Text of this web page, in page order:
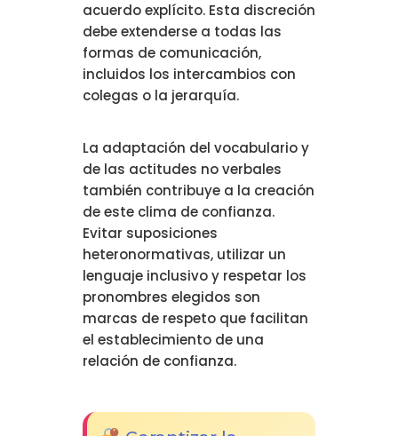
acuerdo explícito. Esta discreción
debe extenderse a todas las
formas de comunicación,
incluidos los intercambios con
colegas o la jerarquía.
La adaptación del vocabulario y
de las actitudes no verbales
también contribuye a la creación
de este clima de confianza.
Evitar suposiciones
heteronormativas, utilizar un
lenguaje inclusivo y respetar los
pronombres elegidos son
marcas de respeto que facilitan
el establecimiento de una
relación de confianza.